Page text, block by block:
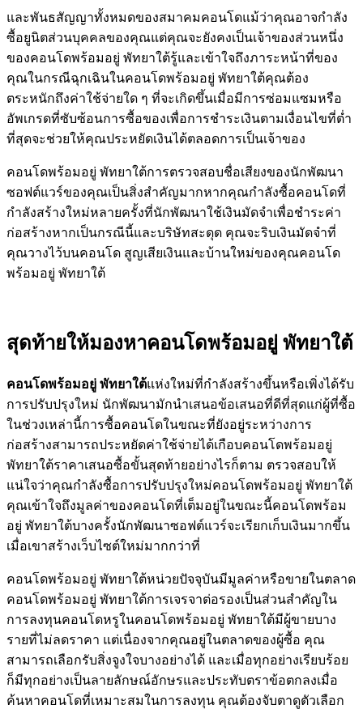
และพันธสัญญาทั้งหมดของสมาคมคอนโดแม้ว่าคุณอาจกำลัง
ซื้อยูนิตส่วนบุคคลของคุณแต่คุณจะยังคงเป็นเจ้าของส่วนหนึ่ง
ของคอนโดพร้อมอยู่ พัทยาใต้รู้และเข้าใจถึงภาระหน้าที่ของ
คุณในกรณีฉุกเฉินในคอนโดพร้อมอยู่ พัทยาใต้คุณต้อง
ตระหนักถึงค่าใช้จ่ายใด ๆ ที่จะเกิดขึ้นเมื่อมีการซ่อมแซมหรือ
อัพเกรดที่ซับซ้อนการซื้อของเพื่อการชำระเงินตามเงื่อนไขที่ต่ำ
ที่สุดจะช่วยให้คุณประหยัดเงินได้ตลอดการเป็นเจ้าของ
คอนโดพร้อมอยู่ พัทยาใต้การตรวจสอบชื่อเสียงของนักพัฒนา
ซอฟต์แวร์ของคุณเป็นสิ่งสำคัญมากหากคุณกำลังซื้อคอนโดที่
กำลังสร้างใหม่หลายครั้งที่นักพัฒนาใช้เงินมัดจำเพื่อชำระค่า
ก่อสร้างหากเป็นกรณีนี้และบริษัทสะดุด คุณจะริบเงินมัดจำที่
คุณวางไว้บนคอนโด สูญเสียเงินและบ้านใหม่ของคุณคอนโด
พร้อมอยู่ พัทยาใต้
สุดท้ายให้มองหาคอนโดพร้อมอยู่ พัทยาใต้
คอนโดพร้อมอยู่ พัทยาใต้แห่งใหม่ที่กำลังสร้างขึ้นหรือเพิ่งได้รับ
การปรับปรุงใหม่ นักพัฒนามักนำเสนอข้อเสนอที่ดีที่สุดแก่ผู้ที่ซื้อ
ในช่วงเหล่านี้การซื้อคอนโดในขณะที่ยังอยู่ระหว่างการ
ก่อสร้างสามารถประหยัดค่าใช้จ่ายได้เกือบคอนโดพร้อมอยู่
พัทยาใต้ราคาเสนอซื้อขั้นสุดท้ายอย่างไรก็ตาม ตรวจสอบให้
แน่ใจว่าคุณกำลังซื้อการปรับปรุงใหม่คอนโดพร้อมอยู่ พัทยาใต้
คุณเข้าใจถึงมูลค่าของคอนโดที่เต็มอยู่ในขณะนี้คอนโดพร้อม
อยู่ พัทยาใต้บางครั้งนักพัฒนาซอฟต์แวร์จะเรียกเก็บเงินมากขึ้น
เมื่อเขาสร้างเว็บไซต์ใหม่มากกว่าที่
คอนโดพร้อมอยู่ พัทยาใต้หน่วยปัจจุบันมีมูลค่าหรือขายในตลาด
คอนโดพร้อมอยู่ พัทยาใต้การเจรจาต่อรองเป็นส่วนสำคัญใน
การลงทุนคอนโดหรูในคอนโดพร้อมอยู่ พัทยาใต้มีผู้ขายบาง
รายที่ไม่ลดราคา แต่เนื่องจากคุณอยู่ในตลาดของผู้ซื้อ คุณ
สามารถเลือกรับสิ่งจูงใจบางอย่างได้ และเมื่อทุกอย่างเรียบร้อย
ก็มีทุกอย่างเป็นลายลักษณ์อักษรและประทับตราข้อตกลงเมื่อ
ค้นหาคอนโดที่เหมาะสมในการลงทุน คุณต้องจับตาดูตัวเลือก